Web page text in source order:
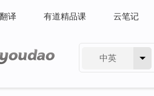
翻译 有道精品课 云笔记
中英